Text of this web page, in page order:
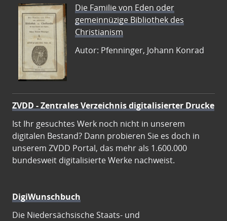
Die Familie von Eden oder
gemeinnüzige Bibliothek des
Christianism
Autor: Pfenninger, Johann Konrad
ZVDD - Zentrales Verzeichnis digitalisierter Drucke
Ist Ihr gesuchtes Werk noch nicht in unserem
digitalen Bestand? Dann probieren Sie es doch in
unserem ZVDD Portal, das mehr als 1.600.000
bundesweit digitalisierte Werke nachweist.
DigiWunschbuch
Die Niedersächsische Staats- und